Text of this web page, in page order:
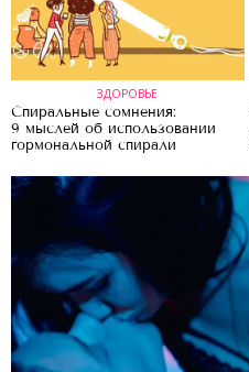
ЗДОРОВЬЕ
Спиральные сомнения:
9 мыслей об использовании
гормональной спирали